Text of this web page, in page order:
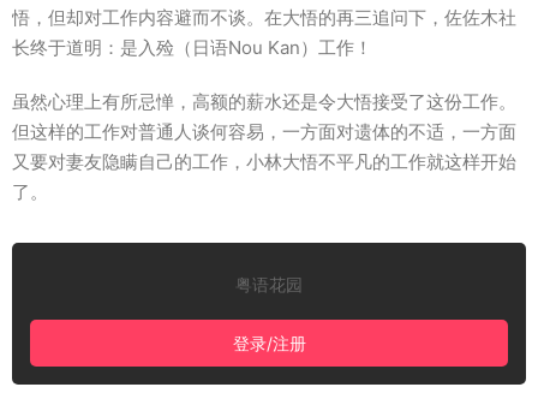
悟，但却对工作内容避而不谈。在大悟的再三追问下，佐佐木社
长终于道明：是入殓（日语Nou Kan）工作！
虽然心理上有所忌惮，高额的薪水还是令大悟接受了这份工作。
但这样的工作对普通人谈何容易，一方面对遗体的不适，一方面
又要对妻友隐瞒自己的工作，小林大悟不平凡的工作就这样开始
了。
粤语花园
登录/注册